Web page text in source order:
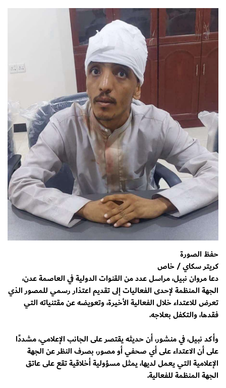
حفظ الصورة
كريتر سكاي / خاص
دعا مروان نبيل، مراسل عدد من القنوات الدولية في العاصمة عدن،
الجهة المنظمة لإحدى الفعاليات إلى تقديم اعتذار رسمي للمصور الذي
تعرض للاعتداء خلال الفعالية الأخيرة، وتعويضه عن مقتنياته التي
فقدها، والتكفل بعلاجه.
وأكد نبيل، في منشور، أن حديثه يقتصر على الجانب الإعلامي، مشددًا
على أن الاعتداء على أي صحفي أو مصور، بصرف النظر عن الجهة
الإعلامية التي يعمل لديها، يمثل مسؤولية أخلاقية تقع على عاتق
الجهة المنظمة للفعالية.